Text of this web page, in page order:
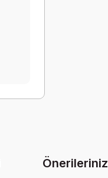
Önerileriniz